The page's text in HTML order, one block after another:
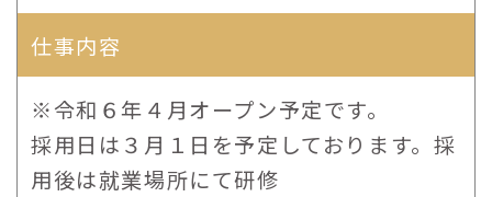
仕事内容
※令和６年４月オープン予定です。
採用日は３月１日を予定しております。採
用後は就業場所にて研修